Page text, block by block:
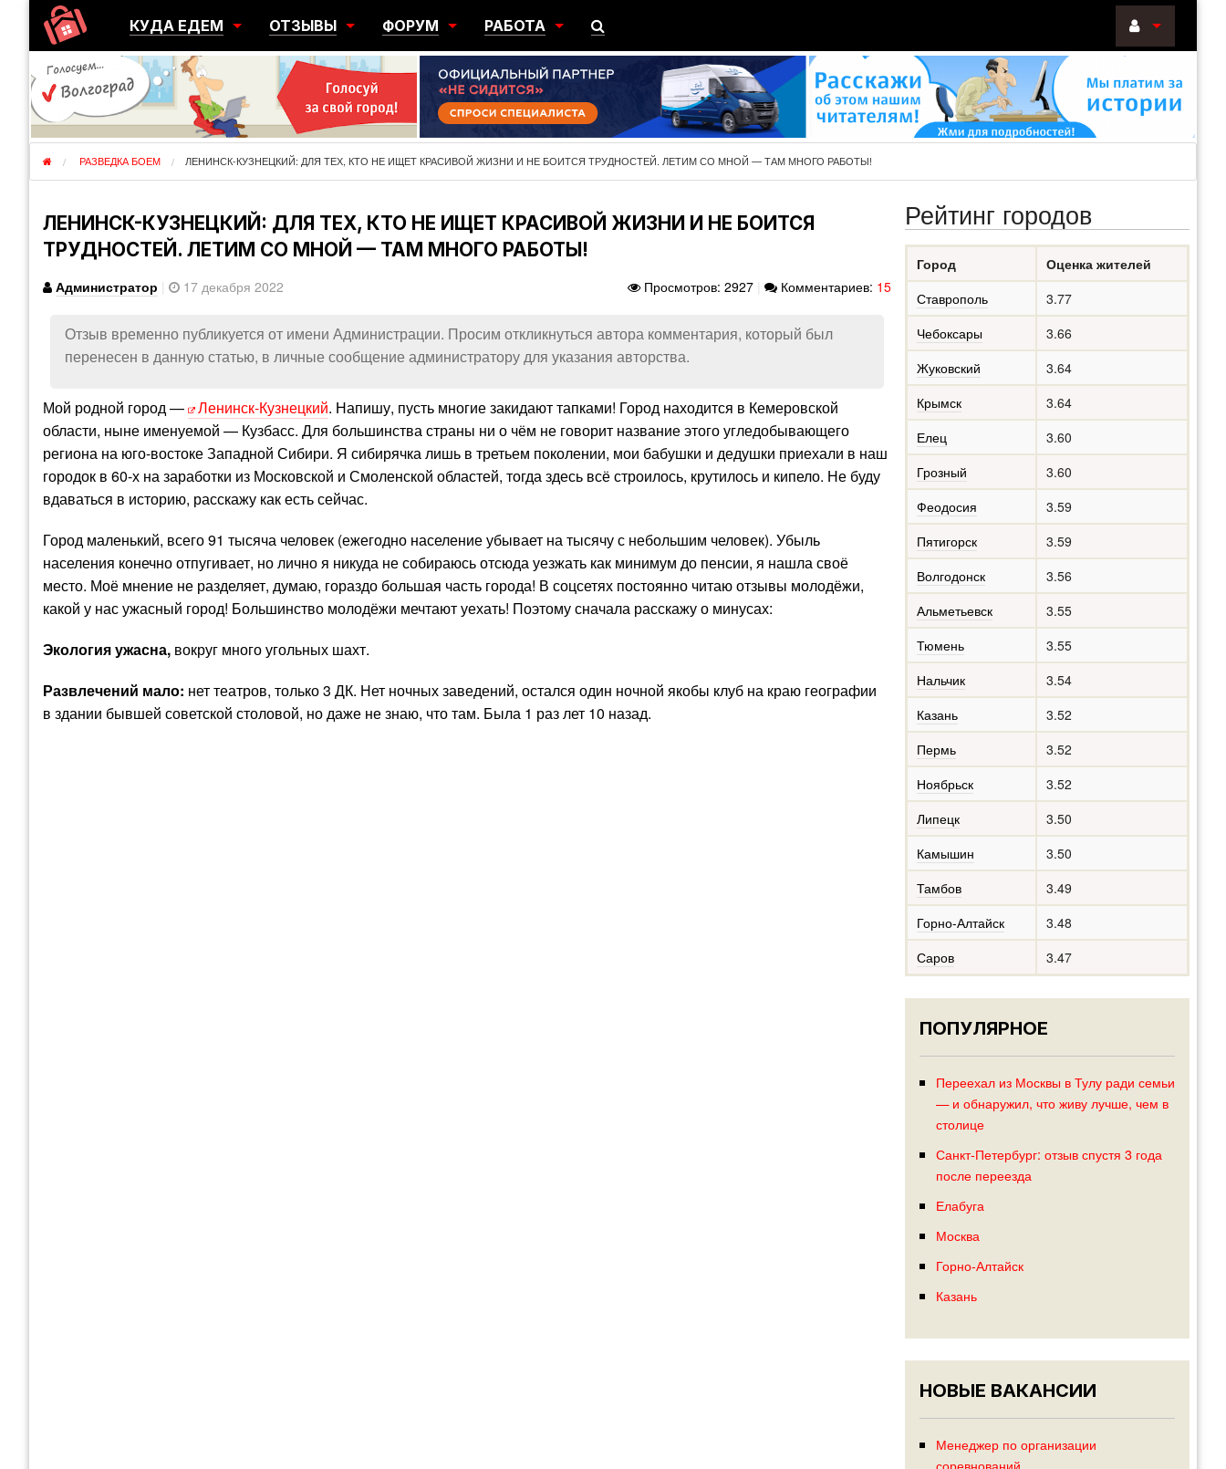
КУДА ЕДЕМ
ГОРОДА
РЕГИОНЫ
ОТЗЫВЫ
ПЕРЕЕЗДЫ
ЭМИГРАЦИЯ
ФОРУМ
ЮЖНЫЙ
РАБОТА
ПОИСК РАБОТЫ
РАЗМЕСТИТЬ ВАКАНСИЮ
Войти
РАЗВЕДКА БОЕМ ЛЕНИНСК-КУЗНЕЦКИЙ: ДЛЯ ТЕХ, КТО НЕ ИЩЕТ КРАСИВОЙ ЖИЗНИ И НЕ БОИТСЯ ТРУДНОСТЕЙ. ЛЕТИМ СО МНОЙ — ТАМ МНОГО РАБОТЫ!
ЛЕНИНСК-КУЗНЕЦКИЙ: ДЛЯ ТЕХ, КТО НЕ ИЩЕТ КРАСИВОЙ ЖИЗНИ И НЕ БОИТСЯ
ТРУДНОСТЕЙ. ЛЕТИМ СО МНОЙ — ТАМ МНОГО РАБОТЫ!
Администратор 17 декабря 2022 Просмотров: 2927 Комментариев: 15
Отзыв временно публикуется от имени Администрации. Просим откликнуться автора комментария, который был
перенесен в данную статью, в личные сообщение администратору для указания авторства.
Мой родной город — Ленинск-Кузнецкий. Напишу, пусть многие закидают тапками! Город находится в Кемеровской
области, ныне именуемой — Кузбасс. Для большинства страны ни о чём не говорит название этого угледобывающего
региона на юго-востоке Западной Сибири. Я сибирячка лишь в третьем поколении, мои бабушки и дедушки приехали в наш
городок в 60-х на заработки из Московской и Смоленской областей, тогда здесь всё строилось, крутилось и кипело. Не буду
вдаваться в историю, расскажу как есть сейчас.
Город маленький, всего 91 тысяча человек (ежегодно население убывает на тысячу с небольшим человек). Убыль
населения конечно отпугивает, но лично я никуда не собираюсь отсюда уезжать как минимум до пенсии, я нашла своё
место. Моё мнение не разделяет, думаю, гораздо большая часть города! В соцсетях постоянно читаю отзывы молодёжи,
какой у нас ужасный город! Большинство молодёжи мечтают уехать! Поэтому сначала расскажу о минусах:
Экология ужасна, вокруг много угольных шахт.
Развлечений мало: нет театров, только 3 ДК. Нет ночных заведений, остался один ночной якобы клуб на краю географии
в здании бывшей советской столовой, но даже не знаю, что там. Была 1 раз лет 10 назад.
Рейтинг городов
Город
Оценка жителей
Ставрополь
3.77
Чебоксары
3.66
Жуковский
3.64
Крымск
3.64
Елец
3.60
Грозный
3.60
Феодосия
3.59
Пятигорск
3.59
Волгодонск
3.56
Альметьевск
3.55
Тюмень
3.55
Нальчик
3.54
Казань
3.52
Пермь
3.52
Ноябрьск
3.52
Липецк
3.50
Камышин
3.50
Тамбов
3.49
Горно-Алтайск
3.48
Саров
3.47
ПОПУЛЯРНОЕ
Переехал из Москвы в Тулу ради семьи
— и обнаружил, что живу лучше, чем в
столице
Санкт-Петербург: отзыв спустя 3 года
после переезда
Елабуга
Москва
Горно-Алтайск
Казань
НОВЫЕ ВАКАНСИИ
Менеджер по организации
соревнований